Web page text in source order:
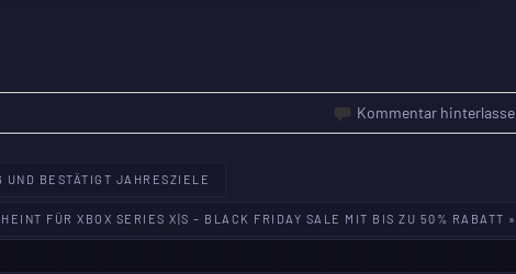
Kommentar
BESTÄTIGT JAHRESZIELE
FÜR XBOX SERIES X|S – BLACK FRIDAY SALE MIT BIS ZU 50% RABATT »